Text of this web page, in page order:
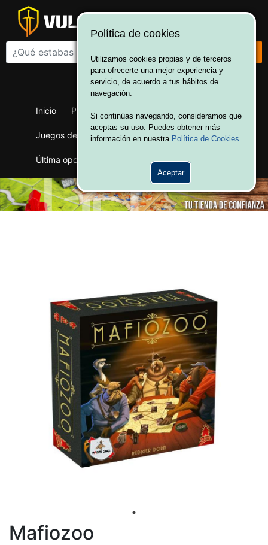
¡Bienvenido a Vulcania!
Inicio Productos Juegos de mesa
Juegos de cartas Merchandising Ofertas
Última oportunidad Wargames
Mafiozoo
Política de cookies
Utilizamos cookies propias y de terceros
para ofrecerte una mejor experiencia y
servicio, de acuerdo a tus hábitos de
navegación.
Si continúas navegando, consideramos que
aceptas su uso. Puedes obtener más
información en nuestra Política de Cookies.
Aceptar